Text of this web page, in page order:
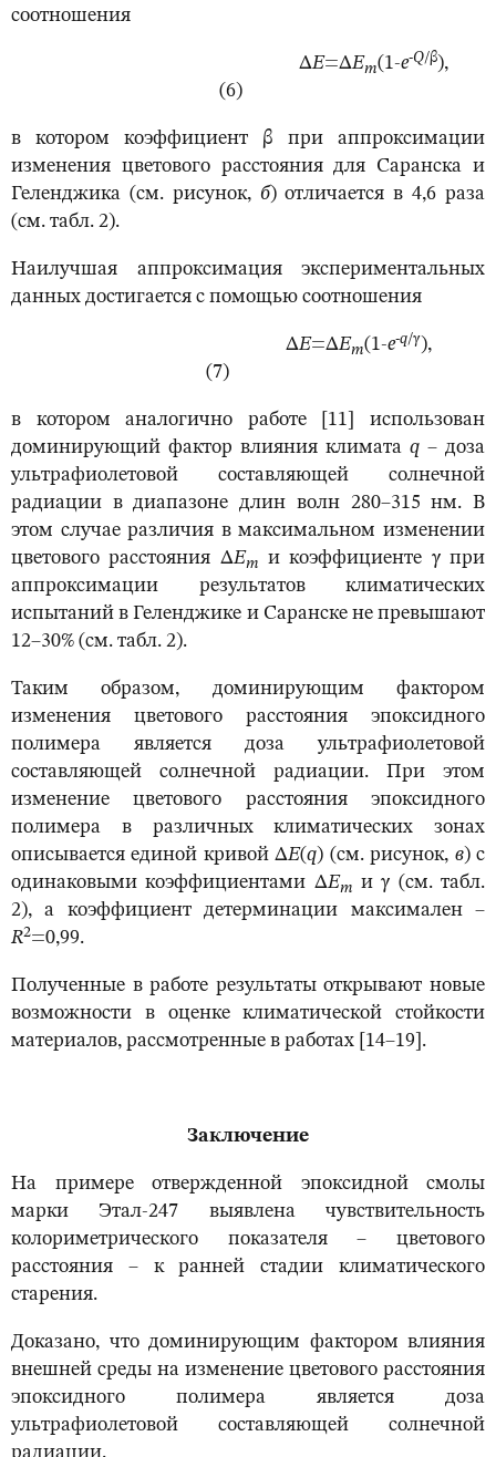
соотношения
ΔE=ΔEm(1-e-Q/β),
(6)
в котором коэффициент β при аппроксимации
изменения цветового расстояния для Саранска и
Геленджика (см. рисунок, б) отличается в 4,6 раза
(см. табл. 2).
Наилучшая аппроксимация экспериментальных
данных достигается с помощью соотношения
ΔE=ΔEm(1-e-q/γ),
(7)
в котором аналогично работе [11] использован
доминирующий фактор влияния климата q – доза
ультрафиолетовой составляющей солнечной
радиации в диапазоне длин волн 280–315 нм. В
этом случае различия в максимальном изменении
цветового расстояния ΔEm
и коэффициенте γ при
аппроксимации результатов климатических
испытаний в Геленджике и Саранске не превышают
12–30% (см. табл. 2).
Таким образом, доминирующим фактором
изменения цветового расстояния эпоксидного
полимера является доза ультрафиолетовой
составляющей солнечной радиации. При этом
изменение цветового расстояния эпоксидного
полимера в различных климатических зонах
описывается единой кривой ΔE(q) (см. рисунок, в) с
одинаковыми коэффициентами ΔEm
и γ (см. табл.
2), а коэффициент детерминации максимален –
R2=0,99.
Полученные в работе результаты открывают новые
возможности в оценке климатической стойкости
материалов, рассмотренные в работах [14–19].
Заключение
На примере отвержденной эпоксидной смолы
марки Этал-247 выявлена чувствительность
колориметрического показателя – цветового
расстояния – к ранней стадии климатического
старения.
Доказано, что доминирующим фактором влияния
внешней среды на изменение цветового расстояния
эпоксидного полимера является доза
ультрафиолетовой составляющей солнечной